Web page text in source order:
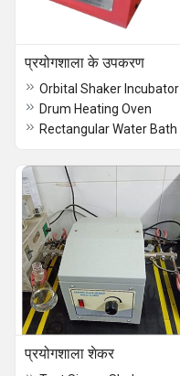
प्रयोगशाला के उपकरण
Orbital Shaker Incubator
Drum Heating Oven
Rectangular Water Bath
प्रयोगशाला शेकर